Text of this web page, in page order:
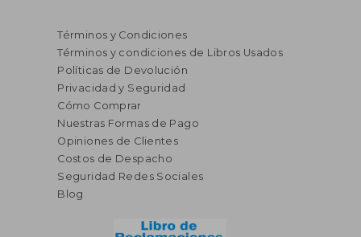
Términos y Condiciones
Términos y condiciones de Libros Usados
Políticas de Devolución
Privacidad y Seguridad
Cómo Comprar
Nuestras Formas de Pago
Opiniones de Clientes
Costos de Despacho
Seguridad Redes Sociales
Blog